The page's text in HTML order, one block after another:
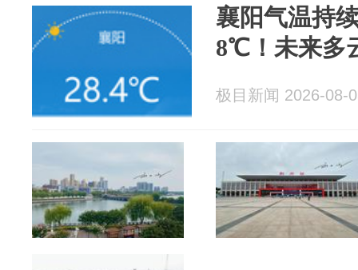
襄阳气温持
8℃！未来多
极目新闻 2026-08-